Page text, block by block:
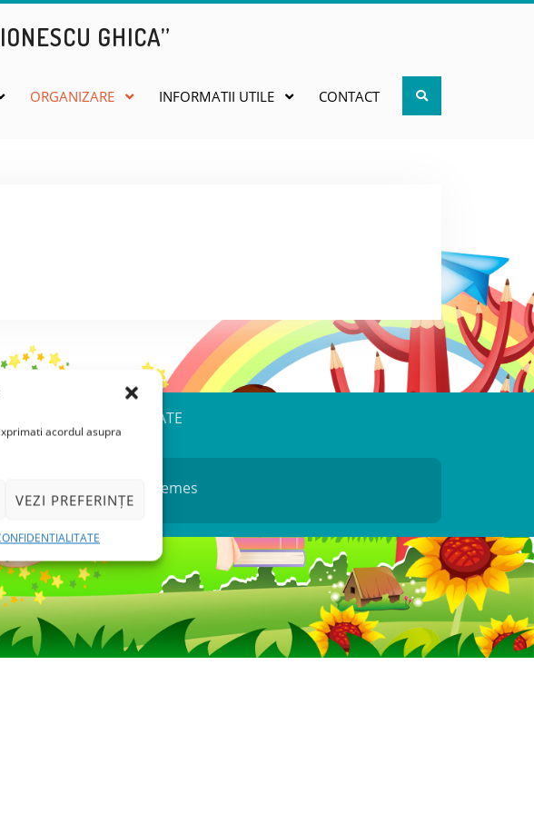
acordul asupra
VEZI PREFERINȚE
GHICA”
ORGANIZARE INFORMATII UTILE CONTACT Search
DE CONFIDENTIALITATE
WEN Themes